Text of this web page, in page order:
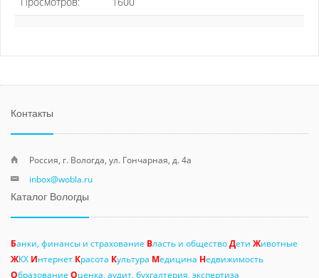
Контакты
Россия, г. Вологда, ул. Гончарная, д. 4а
inbox@wobla.ru
Каталог Вологды
Банки, финансы и страхование Власть и обществоДети Животные
ЖКХ Интернет Красота Культура Медицина Недвижимость
Образование Оценка, аудит, бухгалтерия, экспертиза